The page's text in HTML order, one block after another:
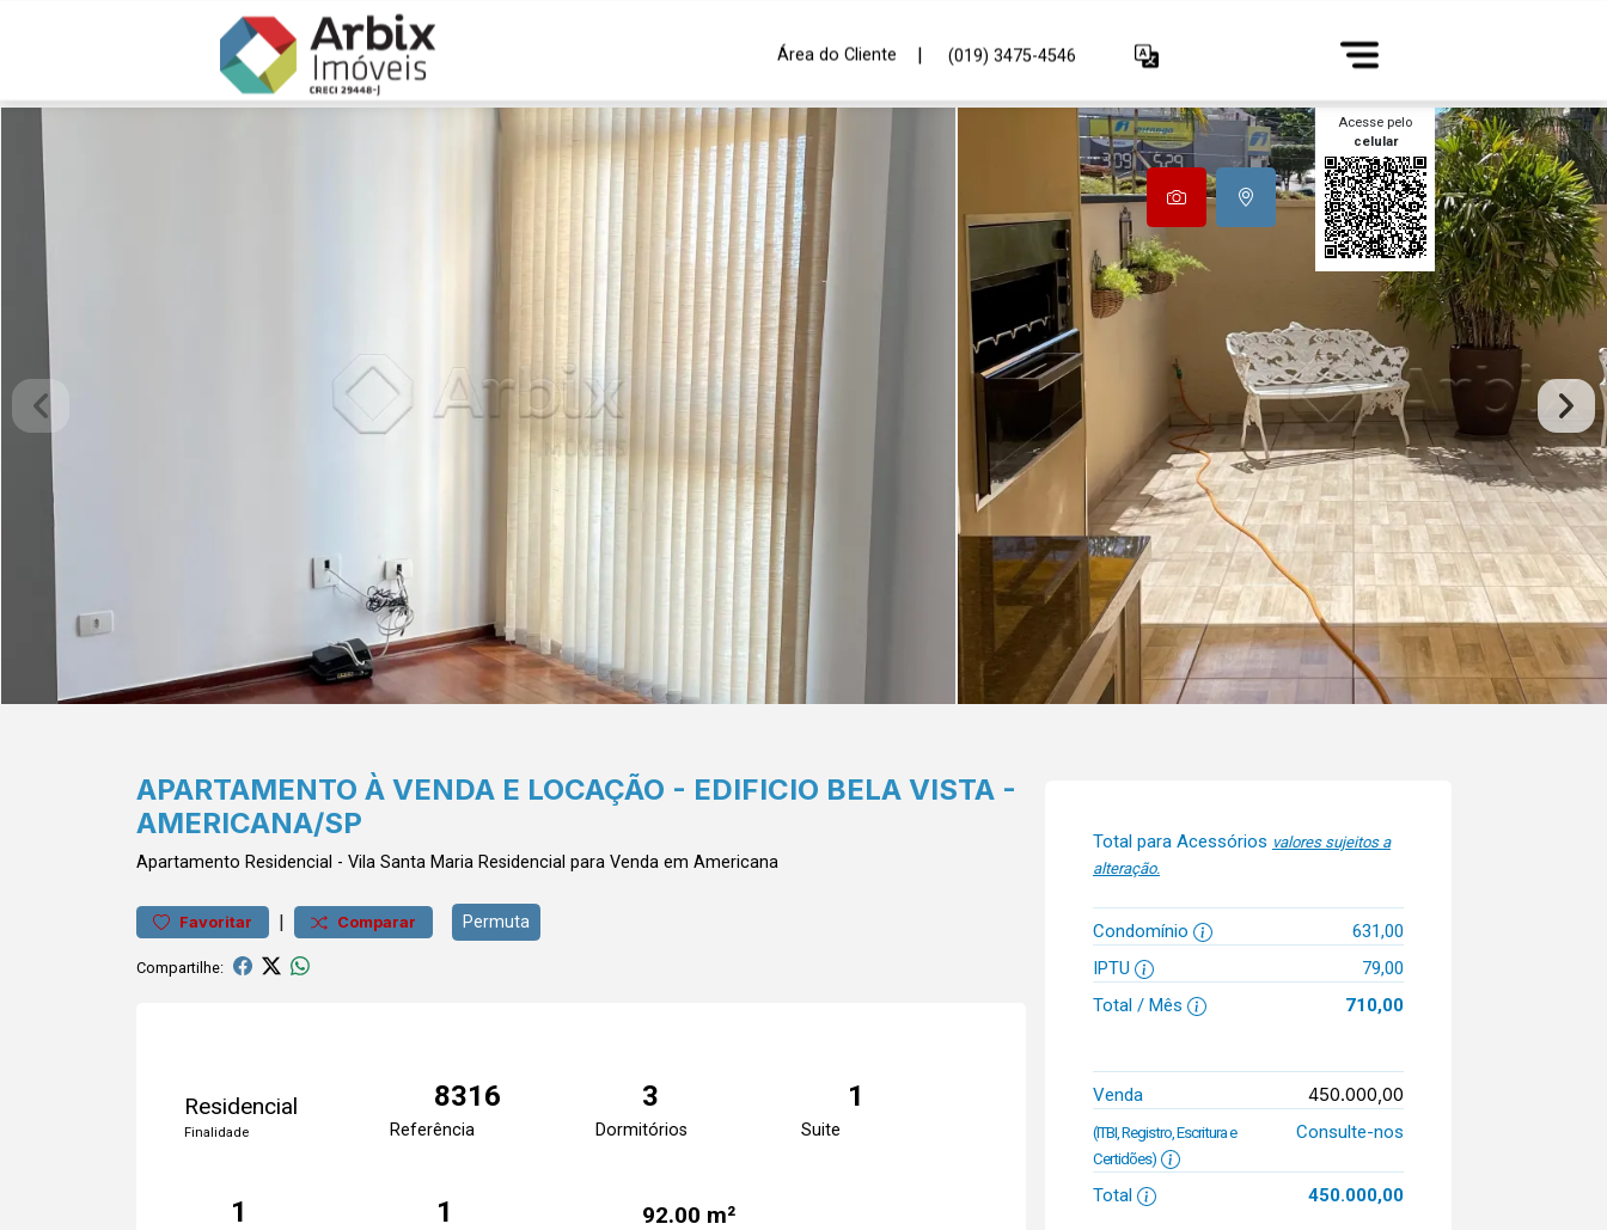
Área do Cliente | (019) 3475-4546
Acesse pelo
celular
APARTAMENTO À VENDA E LOCAÇÃO - EDIFICIO BELA VISTA -
AMERICANA/SP
Apartamento Residencial - Vila Santa Maria Residencial para Venda em Americana
Favoritar | Comparar Permuta
Compartilhe:
Residencial
Finalidade
8316
Referência
3
Dormitórios
1
Suite
1 1 92.00 m²
Total para Acessórios valores sujeitos a
alteração.
Condomínio
631,00
IPTU
79,00
Total / Mês
710,00
Venda 450.000,00
(ITBI, Registro, Escritura e
Certidões)
Consulte-nos
Total 450.000,00